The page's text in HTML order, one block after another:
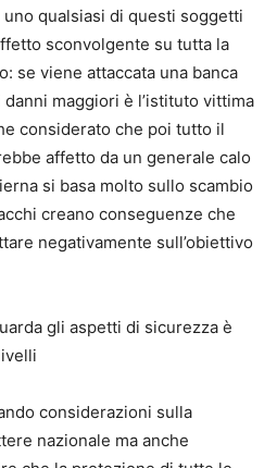
qualsiasi di questi soggetti
sconvolgente su tutta la
se viene attaccata una banca
maggiori è l’istituto vittima
considerato che poi tutto il
affetto da un generale calo
si basa molto sullo scambio
creano conseguenze che
negativamente sull’obiettivo
gli aspetti di sicurezza è
considerazioni sulla
nazionale ma anche